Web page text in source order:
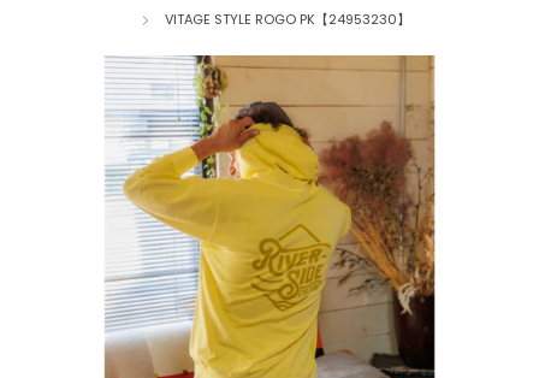
VITAGE STYLE ROGO PK【24953230】